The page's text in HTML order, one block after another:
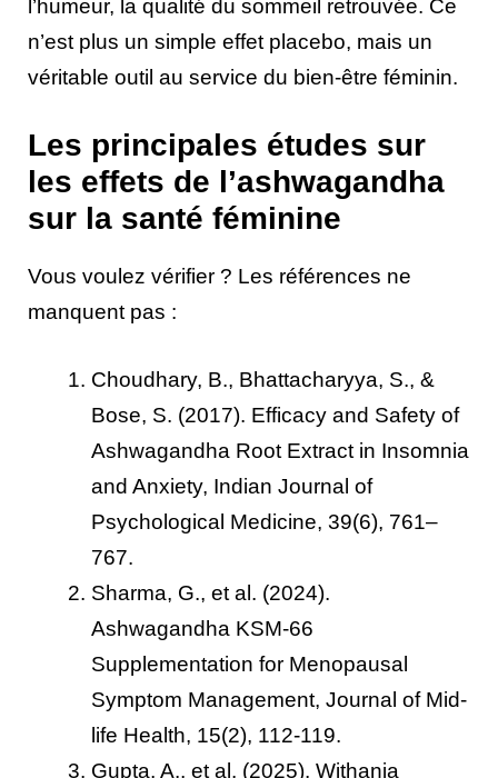
l’humeur, la qualité du sommeil retrouvée. Ce
n’est plus un simple effet placebo, mais un
véritable outil au service du bien-être féminin.
Les principales études sur
les effets de l’ashwagandha
sur la santé féminine
Vous voulez vérifier ? Les références ne
manquent pas :
Choudhary, B., Bhattacharyya, S., &
Bose, S. (2017). Efficacy and Safety of
Ashwagandha Root Extract in Insomnia
and Anxiety, Indian Journal of
Psychological Medicine, 39(6), 761–
767.
Sharma, G., et al. (2024).
Ashwagandha KSM-66
Supplementation for Menopausal
Symptom Management, Journal of Mid-
life Health, 15(2), 112-119.
Gupta, A., et al. (2025). Withania